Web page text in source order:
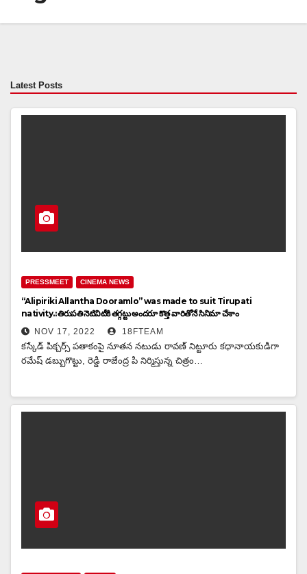
Latest Posts
PRESSMEET CINEMA NEWS
“Alipiriki Allantha Dooramlo” was made to suit Tirupati
nativity.: తిరుపతి నెటివిటీకి తగ్గట్టు అందరూ కొత్త వారితోనే సినిమా చేశాం
NOV 17, 2022 18FTEAM
కస్కేడ్ పిక్చర్స్ పతాకంపై నూతన నటుడు రావణ్ నిట్టూరు కధానాయకుడిగా
రమేష్ డబ్బుగొట్టు, రెడ్డి రాజేంద్ర పి నిర్మిస్తున్న చిత్రం…